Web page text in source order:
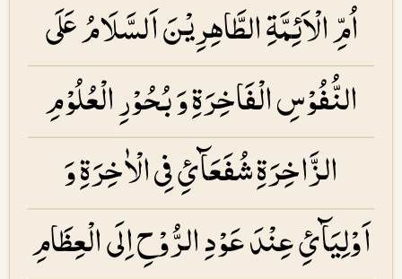
اُمِّ الْاَئِمَّۃِ الطَّاهِرِیْنَ اَلسَّلَامُ عَلَی
النُّفُوْسِ الْفَاخِرَۃِ وَ بُحُوْرِ الْعُلُوْمِ
الزَّاخِرَۃِ شُفَعَآئِ فِی الْاٰخِرَۃِ وَ
اَوْلِیَآئِ عِنْدَ عَوْدِ الرُّوْحِ اِلَی الْعِظَامِ